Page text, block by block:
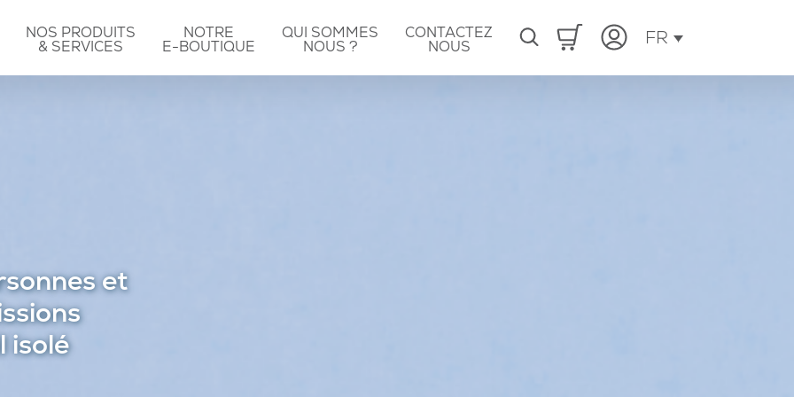
NOS PRODUITS
& SERVICES
NOTRE
E-BOUTIQUE
QUI SOMMES
NOUS ?
CONTACTEZ
NOUS
FR
et
isolé